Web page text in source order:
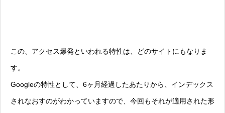
この、アクセス爆発といわれる特性は、どのサイトにもなりま
す。
Googleの特性として、6ヶ月経過したあたりから、インデックス
されなおすのがわかっていますので、今回もそれが適用された形